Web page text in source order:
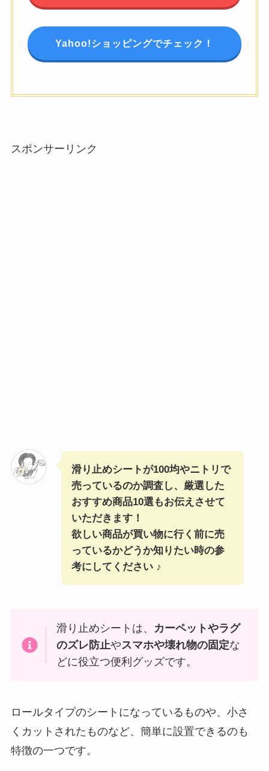
Yahoo!ショッピングでチェック！
スポンサーリンク
滑り止めシートが100均やニトリで
売っているのか調査し、厳選した
おすすめ商品10選もお伝えさせて
いただきます！
欲しい商品が買い物に行く前に売
っているかどうか知りたい時の参
考にしてください ♪
滑り止めシートは、 カーペットやラグ
のズレ防止やスマホや壊れ物の固定な
どに役立つ便利グッズです。
ロールタイプのシートになっているものや、小さ
くカットされたものなど、簡単に設置できるのも
特徴の一つです。